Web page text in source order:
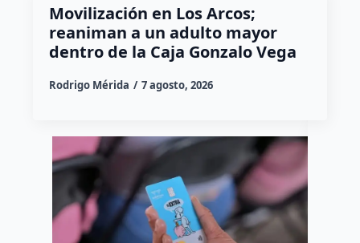
Movilización en Los Arcos;
reaniman a un adulto mayor
dentro de la Caja Gonzalo Vega
Rodrigo Mérida 7 agosto, 2026